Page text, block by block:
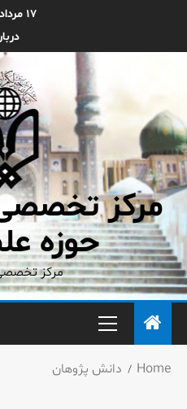
۱۷ مرداد ۱۴۰۵
مرکز
حوزه
مرکز
Home دانش پژوهان